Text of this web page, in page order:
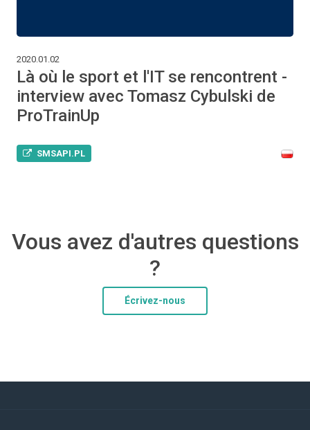
2020.01.02
Là où le sport et l'IT se rencontrent -
interview avec Tomasz Cybulski de
ProTrainUp
SMSAPI.PL
Vous avez d'autres questions
?
Écrivez-nous